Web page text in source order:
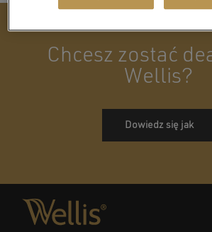
Chcesz zostać
Wellis?
Dowiedz się jak